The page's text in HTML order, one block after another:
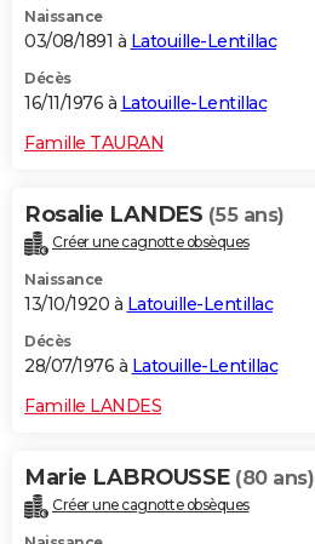
Naissance
03/08/1891 à Latouille-Lentillac
Décès
16/11/1976 à Latouille-Lentillac
Famille TAURAN
Rosalie LANDES (55 ans)
Créer une cagnotte obsèques
Naissance
13/10/1920 à Latouille-Lentillac
Décès
28/07/1976 à Latouille-Lentillac
Famille LANDES
Marie LABROUSSE (80 ans)
Créer une cagnotte obsèques